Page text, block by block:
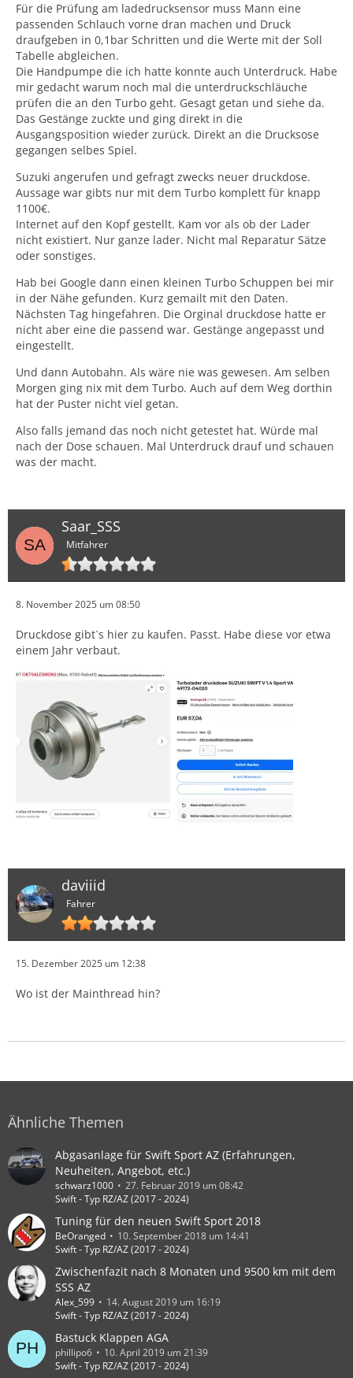
Für die Prüfung am ladedrucksensor muss Mann eine
passenden Schlauch vorne dran machen und Druck
draufgeben in 0,1bar Schritten und die Werte mit der Soll
Tabelle abgleichen.
Die Handpumpe die ich hatte konnte auch Unterdruck. Habe
mir gedacht warum noch mal die unterdruckschläuche
prüfen die an den Turbo geht. Gesagt getan und siehe da.
Das Gestänge zuckte und ging direkt in die
Ausgangsposition wieder zurück. Direkt an die Drucksose
gegangen selbes Spiel.
Suzuki angerufen und gefragt zwecks neuer druckdose.
Aussage war gibts nur mit dem Turbo komplett für knapp
1100€.
Internet auf den Kopf gestellt. Kam vor als ob der Lader
nicht existiert. Nur ganze lader. Nicht mal Reparatur Sätze
oder sonstiges.
Hab bei Google dann einen kleinen Turbo Schuppen bei mir
in der Nähe gefunden. Kurz gemailt mit den Daten.
Nächsten Tag hingefahren. Die Orginal druckdose hatte er
nicht aber eine die passend war. Gestänge angepasst und
eingestellt.
Und dann Autobahn. Als wäre nie was gewesen. Am selben
Morgen ging nix mit dem Turbo. Auch auf dem Weg dorthin
hat der Puster nicht viel getan.
Also falls jemand das noch nicht getestet hat. Würde mal
nach der Dose schauen. Mal Unterdruck drauf und schauen
was der macht.
Saar_SSS
Mitfahrer
8. November 2025 um 08:50
Druckdose gibt`s hier zu kaufen. Passt. Habe diese vor etwa
einem Jahr verbaut.
daviiid
Fahrer
15. Dezember 2025 um 12:38
Wo ist der Mainthread hin?
Ähnliche Themen
Abgasanlage für Swift Sport AZ (Erfahrungen,
Neuheiten, Angebot, etc.)
schwarz1000
27. Februar 2019 um 08:42
Swift - Typ RZ/AZ (2017 - 2024)
Tuning für den neuen Swift Sport 2018
BeOranged
10. September 2018 um 14:41
Swift - Typ RZ/AZ (2017 - 2024)
Zwischenfazit nach 8 Monaten und 9500 km mit dem
SSS AZ
Alex_599
14. August 2019 um 16:19
Swift - Typ RZ/AZ (2017 - 2024)
Bastuck Klappen AGA
phillipo6
10. April 2019 um 21:39
Swift - Typ RZ/AZ (2017 - 2024)